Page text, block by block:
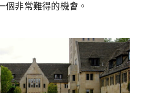
個非常難得的機會。